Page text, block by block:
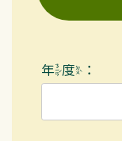
年度：